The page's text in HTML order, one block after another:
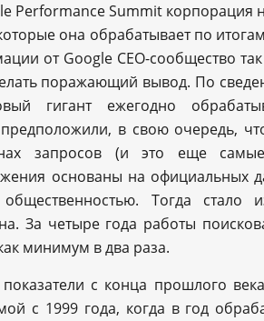
Performance Summit корпорация
она обрабатывает по
от Google CEO-сообщество
поражающий вывод. По
гигант ежегодно
в свою очередь,
запросов (и это еще самые
основаны на официальных
Тогда стало
За четыре года работы
минимум в два раза.
с конца прошлого
с 1999 года, когда в год